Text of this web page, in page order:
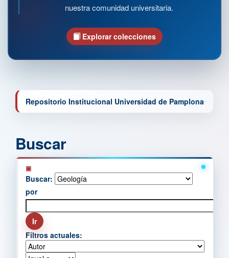
nuestra comunidad universitaria.
Explorar colecciones
Repositorio Institucional Universidad de Pamplona
Buscar
Buscar:
por
Filtros actuales: